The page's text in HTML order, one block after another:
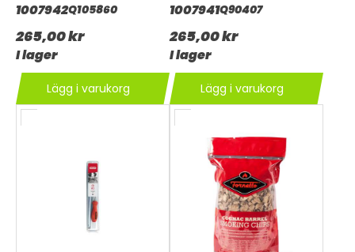
1007942Q105860
265,00 kr
I lager
Lägg i varukorg
1007941Q90407
265,00 kr
I lager
Lägg i varukorg